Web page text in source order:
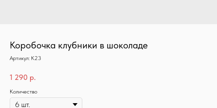
Коробочка клубники в шоколаде
Артикул: К23
1 290 р.
Количество